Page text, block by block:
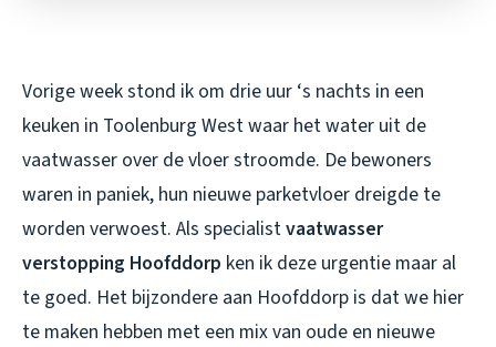
Vorige week stond ik om drie uur ‘s nachts in een
keuken in Toolenburg West waar het water uit de
vaatwasser over de vloer stroomde. De bewoners
waren in paniek, hun nieuwe parketvloer dreigde te
worden verwoest. Als specialistvaatwasser
verstopping Hoofddorp ken ik deze urgentie maar al
te goed. Het bijzondere aan Hoofddorp is dat we hier
te maken hebben met een mix van oude en nieuwe